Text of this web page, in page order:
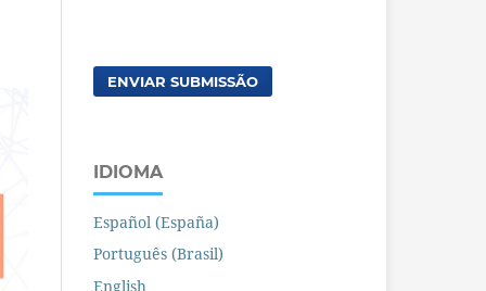
ENVIAR SUBMISSÃO
IDIOMA
Español (España)
Português (Brasil)
English